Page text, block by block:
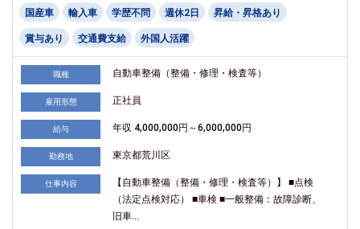
国産車 輸入車 学歴不問 週休2日 昇給・昇格あり
賞与あり 交通費支給 外国人活躍
職種 自動車整備（整備・修理・検査等）
雇用形態 正社員
給与 年収 4,000,000円～6,000,000円
勤務地 東京都荒川区
仕事内容
【自動車整備（整備・修理・検査等）】 ■点検
（法定点検対応） ■車検 ■一般整備：故障診断、
旧車...